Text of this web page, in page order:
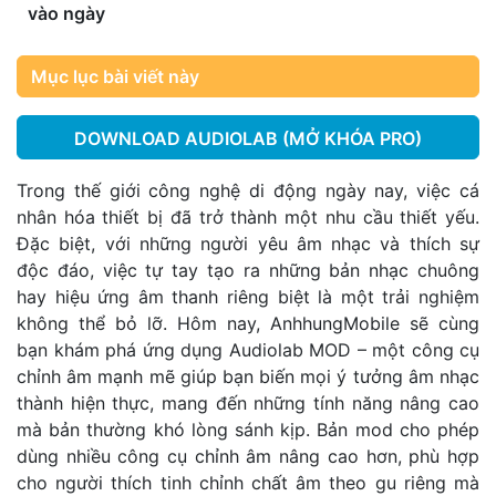
vào ngày
Mục lục bài viết này
DOWNLOAD AUDIOLAB (MỞ KHÓA PRO)
Trong thế giới công nghệ di động ngày nay, việc cá
nhân hóa thiết bị đã trở thành một nhu cầu thiết yếu.
Đặc biệt, với những người yêu âm nhạc và thích sự
độc đáo, việc tự tay tạo ra những bản nhạc chuông
hay hiệu ứng âm thanh riêng biệt là một trải nghiệm
không thể bỏ lỡ. Hôm nay, AnhhungMobile sẽ cùng
bạn khám phá ứng dụng Audiolab MOD – một công cụ
chỉnh âm mạnh mẽ giúp bạn biến mọi ý tưởng âm nhạc
thành hiện thực, mang đến những tính năng nâng cao
mà bản thường khó lòng sánh kịp. Bản mod cho phép
dùng nhiều công cụ chỉnh âm nâng cao hơn, phù hợp
cho người thích tinh chỉnh chất âm theo gu riêng mà